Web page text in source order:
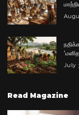
July
Read Magazine